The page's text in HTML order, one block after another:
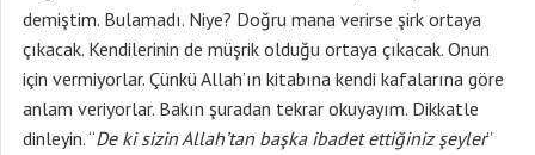
demiştim. Bulamadı. Niye? Doğru mana verirse şirk ortaya
çıkacak. Kendilerinin de müşrik olduğu ortaya çıkacak. Onun
için vermiyorlar. Çünkü Allah’ın kitabına kendi kafalarına göre
anlam veriyorlar. Bakın şuradan tekrar okuyayım. Dikkatle
dinleyin. “De ki sizin Allah’tan başka ibadet ettiğiniz şeyler”